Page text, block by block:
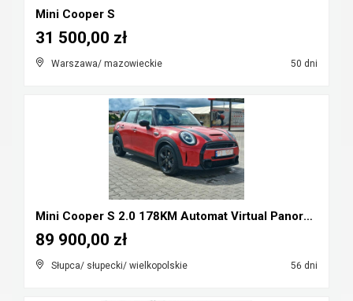
Mini Cooper S
Warszawa/ mazowieckie 50 dni
31 500,00 zł
Mini Cooper S 2.0 178KM Automat Virtual Panorama F...
Słupca/ słupecki/ wielkopolskie 56 dni
89 900,00 zł